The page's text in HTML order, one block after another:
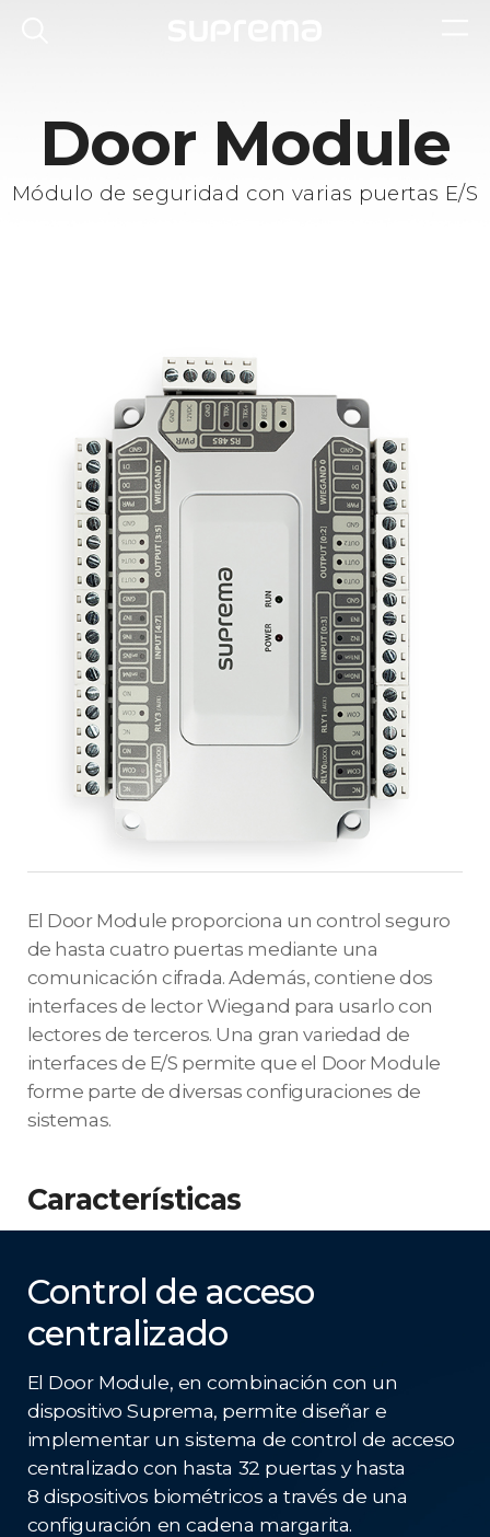
Door Module
Módulo de seguridad con varias puertas E/S
El Door Module proporciona un control seguro
de hasta cuatro puertas mediante una
comunicación cifrada. Además, contiene dos
interfaces de lector Wiegand para usarlo con
lectores de terceros. Una gran variedad de
interfaces de E/S permite que el Door Module
forme parte de diversas configuraciones de
sistemas.
Características
Control de acceso
centralizado
El Door Module, en combinación con un
dispositivo Suprema, permite diseñar e
implementar un sistema de control de acceso
centralizado con hasta 32 puertas y hasta
8 dispositivos biométricos a través de una
configuración en cadena margarita.